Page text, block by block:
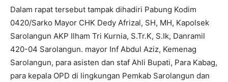
Dalam rapat tersebut tampak dihadiri Pabung Kodim
0420/Sarko Mayor CHK Dedy Afrizal, SH, MH, Kapolsek
Sarolangun AKP Ilham Tri Kurnia, S.Tr.K, S.Ik, Danramil
420-04 Sarolangun. mayor Inf Abdul Aziz, Kemenag
Sarolangun, para asisten dan staf Ahli Bupati, Para Kabag,
para kepala OPD di lingkungan Pemkab Sarolangun dan